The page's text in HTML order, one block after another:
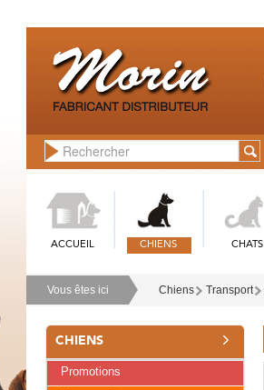
ACCUEIL CHIENS CHATS
Vous êtes ici Chiens Transport
CHIENS
Promotions